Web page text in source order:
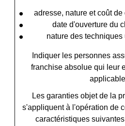
adresse, nature et coût de
date d'ouverture du
nature des techniques
Indiquer les personnes
franchise absolue qui leur
Les garanties objet de la
s'appliquent à l'opération de
caractéristiques